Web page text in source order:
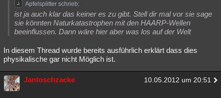
Natur Umfragen Unterhaltung
weitere Rubriken
Astronomie Helpdesk Gruppen
Musik Clash Verbesserungen Allmystery English
Apfelsplitter schrieb:
ist ja auch klar das keiner es zu gibt. Stell dir mal vor sie sage
sie könnten Naturkatastrophen mit den HAARP-Wellen
beeinflussen. Dann wäre hier aber was los auf der Welt
In diesem Thread wurde bereits ausführlich erklärt dass dies
physikalische gar nicht Möglich ist.
Jantoschzacke 10.05.2012 um 20:51